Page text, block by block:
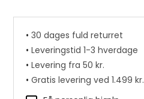
•30 dages fuld returret
•Leveringstid 1-3 hverdage
•Levering fra 50 kr.
•Gratis levering ved 1.499 kr.